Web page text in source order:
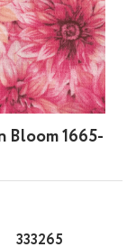
Bloom 1665-
333265